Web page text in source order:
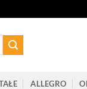
ALLEGRO